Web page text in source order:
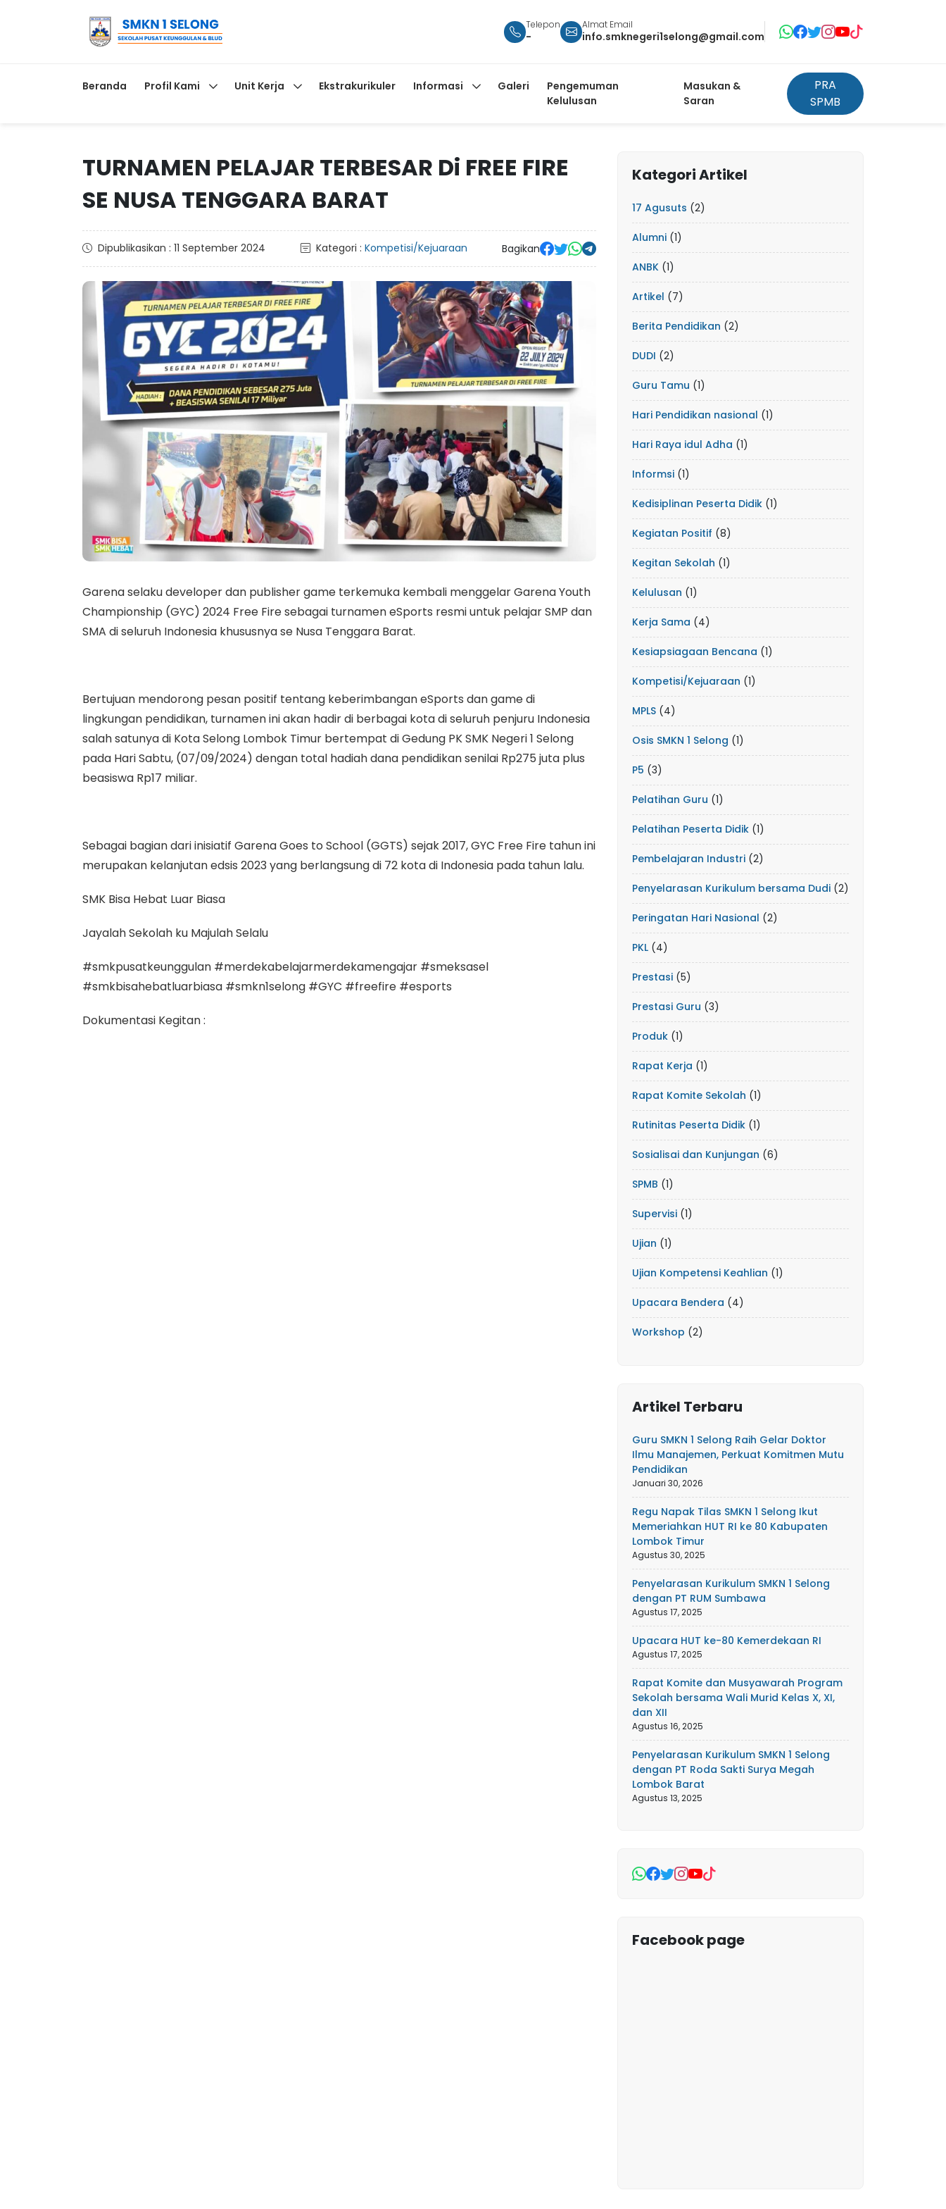
Telepon
-
Almat Email
info.smknegeri1selong@gmail.com
Beranda Profil Kami Unit Kerja Ekstrakurikuler Informasi Galeri
Pengemuman
Kelulusan
Masukan &
Saran
PRA
SPMB
TURNAMEN PELAJAR TERBESAR Di FREE FIRE
SE NUSA TENGGARA BARAT
Dipublikasikan : 11 September 2024 Kategori : Kompetisi/Kejuaraan Bagikan
Garena selaku developer dan publisher game terkemuka kembali menggelar Garena Youth
Championship (GYC) 2024 Free Fire sebagai turnamen eSports resmi untuk pelajar SMP dan
SMA di seluruh Indonesia khususnya se Nusa Tenggara Barat.
Bertujuan mendorong pesan positif tentang keberimbangan eSports dan game di
lingkungan pendidikan, turnamen ini akan hadir di berbagai kota di seluruh penjuru Indonesia
salah satunya di Kota Selong Lombok Timur bertempat di Gedung PK SMK Negeri 1 Selong
pada Hari Sabtu, (07/09/2024) dengan total hadiah dana pendidikan senilai Rp275 juta plus
beasiswa Rp17 miliar.
Sebagai bagian dari inisiatif Garena Goes to School (GGTS) sejak 2017, GYC Free Fire tahun ini
merupakan kelanjutan edsis 2023 yang berlangsung di 72 kota di Indonesia pada tahun lalu.
SMK Bisa Hebat Luar Biasa
Jayalah Sekolah ku Majulah Selalu
#smkpusatkeunggulan #merdekabelajarmerdekamengajar #smeksasel
#smkbisahebatluarbiasa #smkn1selong #GYC #freefire #esports
Dokumentasi Kegitan :
Kategori Artikel
17 Agusuts (2)
Alumni (1)
ANBK (1)
Artikel (7)
Berita Pendidikan (2)
DUDI (2)
Guru Tamu (1)
Hari Pendidikan nasional (1)
Hari Raya idul Adha (1)
Informsi (1)
Kedisiplinan Peserta Didik (1)
Kegiatan Positif (8)
Kegitan Sekolah (1)
Kelulusan (1)
Kerja Sama (4)
Kesiapsiagaan Bencana (1)
Kompetisi/Kejuaraan (1)
MPLS (4)
Osis SMKN 1 Selong (1)
P5 (3)
Pelatihan Guru (1)
Pelatihan Peserta Didik (1)
Pembelajaran Industri (2)
Penyelarasan Kurikulum bersama Dudi (2)
Peringatan Hari Nasional (2)
PKL (4)
Prestasi (5)
Prestasi Guru (3)
Produk (1)
Rapat Kerja (1)
Rapat Komite Sekolah (1)
Rutinitas Peserta Didik (1)
Sosialisai dan Kunjungan (6)
SPMB (1)
Supervisi (1)
Ujian (1)
Ujian Kompetensi Keahlian (1)
Upacara Bendera (4)
Workshop (2)
Artikel Terbaru
Guru SMKN 1 Selong Raih Gelar Doktor
Ilmu Manajemen, Perkuat Komitmen Mutu
Pendidikan
Januari 30, 2026
Regu Napak Tilas SMKN 1 Selong Ikut
Memeriahkan HUT RI ke 80 Kabupaten
Lombok Timur
Agustus 30, 2025
Penyelarasan Kurikulum SMKN 1 Selong
dengan PT RUM Sumbawa
Agustus 17, 2025
Upacara HUT ke-80 Kemerdekaan RI
Agustus 17, 2025
Rapat Komite dan Musyawarah Program
Sekolah bersama Wali Murid Kelas X, XI,
dan XII
Agustus 16, 2025
Penyelarasan Kurikulum SMKN 1 Selong
dengan PT Roda Sakti Surya Megah
Lombok Barat
Agustus 13, 2025
Facebook page